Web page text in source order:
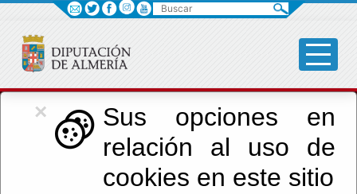
×
Sus opciones en
relación al uso de
cookies en este sitio
Cultura, Cine e
Identidad Almeriense
Buscar